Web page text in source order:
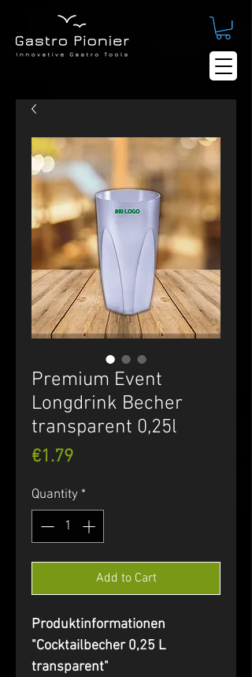
Premium Event
Longdrink Becher
transparent 0,25l
€1.79Price
Quantity *
Add to Cart
Produktinformationen
"Cocktailbecher 0,25 L
transparent"